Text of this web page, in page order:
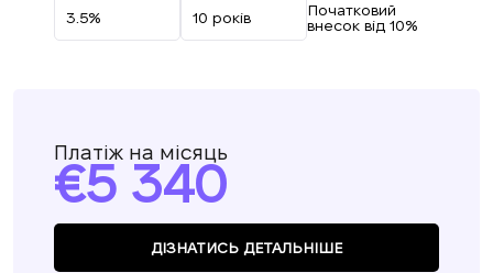
Початковий
внесок від 10%
Платіж на місяць
5 340
ДІЗНАТИСЬ ДЕТАЛЬНІШЕ